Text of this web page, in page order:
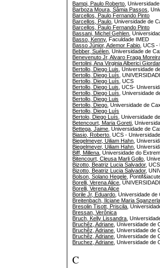
Bampi, Paulo Roberto,
Barboza Moura, Sâmia Passos,
Barcellos, Paulo Fernando Pinto
Barcellos, Paulo, Universidade de
Barcellos, Paulo Fernando Pinto
Bassani, Michel Gehlen,
Basso, Kenny, Faculdade IMED
Basso Júnior, Ademor Fabio, UCS -
Bebber, Suélen, Universidade de
Benevenuto Jr, Alvaro Fraga
Bertolini, Ana Virginia Alberici
Bertollo, Diego Luis, Universidade
Bertollo, Diego Luís,
Bertollo, Diego Luís, UCS
Bertollo, Diego Luis, UCS-
Bertollo, Diego Luís, Universidade
Bertollo, Diego Luis
Bertollo, Diego, Universidade de
Bertollo, Diego Luís
Bertolo, Diego Luís, Universidade
Betencourt, Maria Goreti,
Bettega, Jaime, Universidade de
Biasio, Roberto, UCS -
Biegelmeyer, Uiliam Hahn,
Biegelmeyer, Uiliam Hahn,
Biff, Millena, Universidade do
Bitencourt, Cleusa Marli Gollo,
Bizotto, Beatriz Lucia Salvador,
Bizotto, Beatriz Lucia Salvador,
Bolson, Solano Hegele,
Borelli, Verena Alice,
Borelli, Verena Alice
Borile Jr, Eduardo, Universidade de
Breitenbach, Ilciane Maria Sganzerla
Bresolin Tisott, Priscila,
Bressan, Verônica
Bruch, Kelly Lissandra,
Bruchêz, Adriane, Universidade de
Bruchêz, Adriane, Universidade de
Bruchêz, Adriane, Universidade de
Bruchez, Adriane, Universidade de
C